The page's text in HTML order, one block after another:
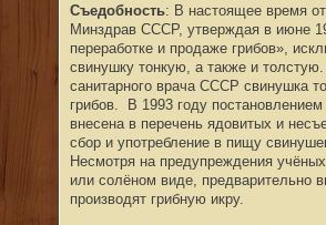
Съедобность: В настоящее время
Минздрав СССP, утверждая в июне
переработке и продаже грибов»,
свинушку тонкую, а также и
санитарного врача СССP свинушка
грибов. В 1993 году
внесена в перечень ядовитых и
сбор и употребление в пищу
Несмотря на предупреждения
или солёном виде, предварительно
производят грибную икру.